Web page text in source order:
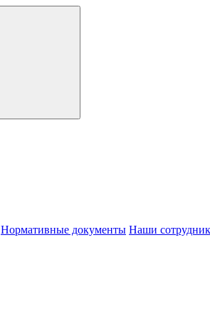
Нормативные документы Наши